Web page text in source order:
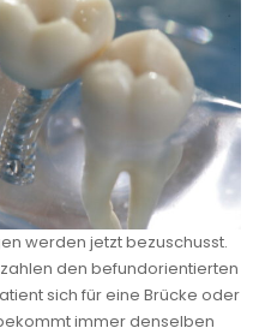
werden jetzt bezuschusst.
den befundorientierten
sich für eine Brücke oder
immer denselben